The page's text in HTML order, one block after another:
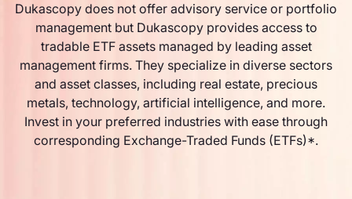
Dukascopy does not offer advisory service or portfolio
management but Dukascopy provides access to
tradable ETF assets managed by leading asset
management firms. They specialize in diverse sectors
and asset classes, including real estate, precious
metals, technology, artificial intelligence, and more.
Invest in your preferred industries with ease through
corresponding Exchange-Traded Funds (ETFs)*.